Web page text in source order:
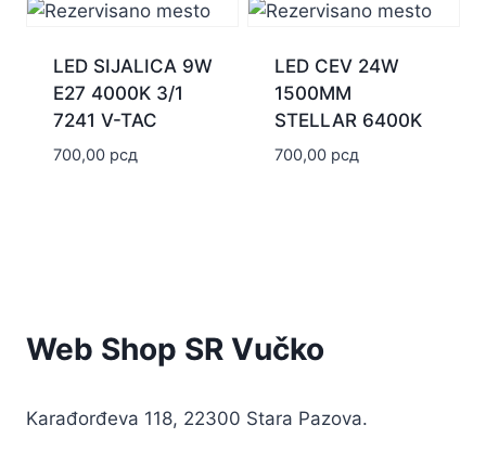
LED SIJALICA 9W
E27 4000K 3/1
7241 V-TAC
700,00 рсд
LED CEV 24W
1500MM
STELLAR 6400K
700,00 рсд
Web Shop SR Vučko
Karađorđeva 118, 22300 Stara Pazova.